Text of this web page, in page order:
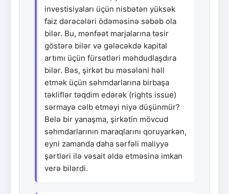
investisiyaları üçün nisbətən yüksək
faiz dərəcələri ödəməsinə səbəb ola
bilər. Bu, mənfəət marjalarına təsir
göstərə bilər və gələcəkdə kapital
artımı üçün fürsətləri məhdudlaşdıra
bilər. Bəs, şirkət bu məsələni həll
etmək üçün səhmdarlarına birbaşa
təkliflər təqdim edərək (rights issue)
sərmayə cəlb etməyi niyə düşünmür?
Belə bir yanaşma, şirkətin mövcud
səhmdarlarının maraqlarını qoruyarkən,
eyni zamanda daha sərfəli maliyyə
şərtləri ilə vəsait əldə etməsinə imkan
verə bilərdi.